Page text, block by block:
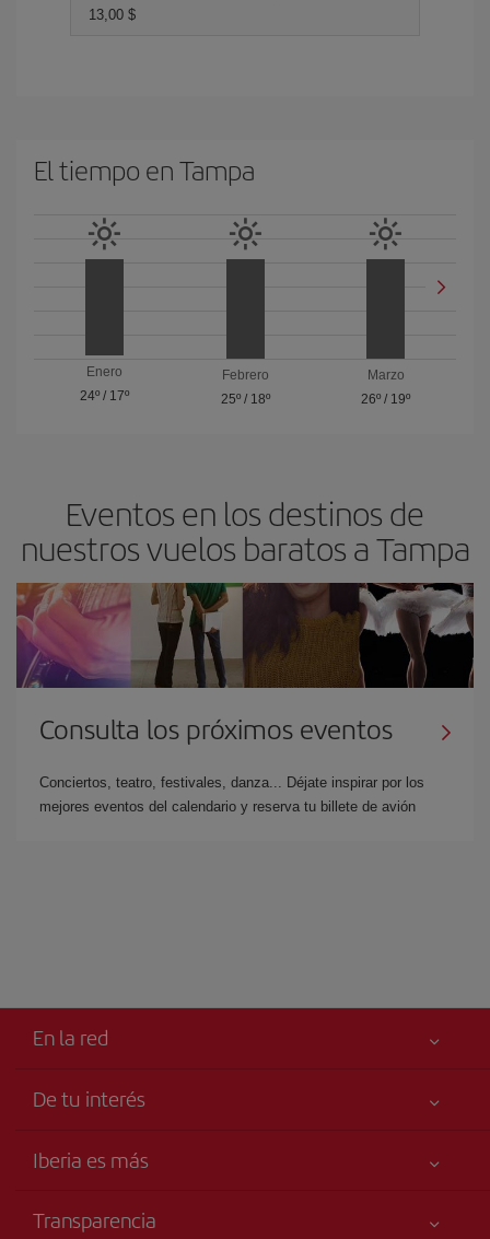
13,00 $
El tiempo en Tampa
Enero
24º/ 17º
Febrero
25º/ 18º
Marzo
26º / 19º
Eventos en los destinos de
nuestros vuelos baratos a Tampa
Consulta los próximos eventos
Conciertos, teatro, festivales, danza... Déjate inspirar por los
mejores eventos del calendario y reserva tu billete de avión
En la red
De tu interés
Tu seguridad es lo primero
Iberia es más
Talento a bordo
Transparencia